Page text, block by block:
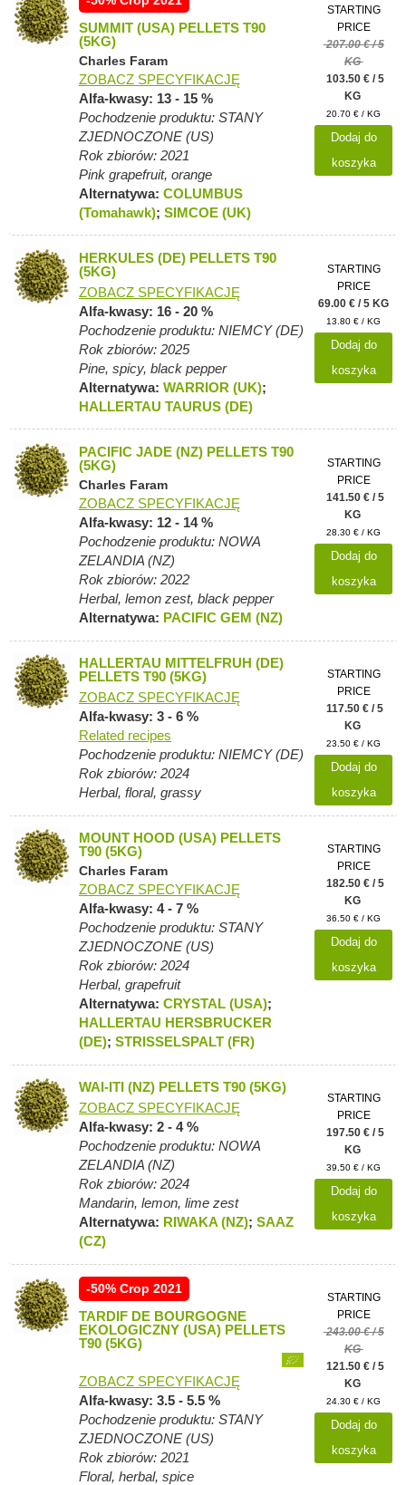
SUMMIT (USA) PELLETS T90
(5KG)
Charles Faram
ZOBACZ SPECYFIKACJĘ
Alfa-kwasy: 13 - 15 %
Pochodzenie produktu: STANY
ZJEDNOCZONE (US)
Rok zbiorów: 2021
Pink grapefruit, orange
Alternatywa: COLUMBUS
(Tomahawk); SIMCOE (UK)
STARTING
PRICE
207.00 € / 5
KG
103.50 € / 5
KG
20.70 € / KG
Dodaj do
koszyka
HERKULES (DE) PELLETS T90
(5KG)
ZOBACZ SPECYFIKACJĘ
Alfa-kwasy: 16 - 20 %
Pochodzenie produktu: NIEMCY (DE)
Rok zbiorów: 2025
Pine, spicy, black pepper
Alternatywa: WARRIOR (UK);
HALLERTAU TAURUS (DE)
STARTING
PRICE
69.00 € / 5 KG
13.80 € / KG
Dodaj do
koszyka
PACIFIC JADE (NZ) PELLETS T90
(5KG)
Charles Faram
ZOBACZ SPECYFIKACJĘ
Alfa-kwasy: 12 - 14 %
Pochodzenie produktu: NOWA
ZELANDIA (NZ)
Rok zbiorów: 2022
Herbal, lemon zest, black pepper
Alternatywa: PACIFIC GEM (NZ)
STARTING
PRICE
141.50 € / 5
KG
28.30 € / KG
Dodaj do
koszyka
HALLERTAU MITTELFRUH (DE)
PELLETS T90 (5KG)
ZOBACZ SPECYFIKACJĘ
Alfa-kwasy: 3 - 6 %
Related recipes
Pochodzenie produktu: NIEMCY (DE)
Rok zbiorów: 2024
Herbal, floral, grassy
STARTING
PRICE
117.50 € / 5
KG
23.50 € / KG
Dodaj do
koszyka
MOUNT HOOD (USA) PELLETS
T90 (5KG)
Charles Faram
ZOBACZ SPECYFIKACJĘ
Alfa-kwasy: 4 - 7 %
Pochodzenie produktu: STANY
ZJEDNOCZONE (US)
Rok zbiorów: 2024
Herbal, grapefruit
Alternatywa: CRYSTAL (USA);
HALLERTAU HERSBRUCKER
(DE); STRISSELSPALT (FR)
STARTING
PRICE
182.50 € / 5
KG
36.50 € / KG
Dodaj do
koszyka
WAI-ITI (NZ) PELLETS T90 (5KG)
ZOBACZ SPECYFIKACJĘ
Alfa-kwasy: 2 - 4 %
Pochodzenie produktu: NOWA
ZELANDIA (NZ)
Rok zbiorów: 2024
Mandarin, lemon, lime zest
Alternatywa: RIWAKA (NZ); SAAZ
(CZ)
STARTING
PRICE
197.50 € / 5
KG
39.50 € / KG
Dodaj do
koszyka
-50% Crop 2021
TARDIF DE BOURGOGNE
EKOLOGICZNY (USA) PELLETS
T90 (5KG)
ZOBACZ SPECYFIKACJĘ
Alfa-kwasy: 3.5 - 5.5 %
Pochodzenie produktu: STANY
ZJEDNOCZONE (US)
Rok zbiorów: 2021
Floral, herbal, spice
STARTING
PRICE
243.00 € / 5
KG
121.50 € / 5
KG
24.30 € / KG
Dodaj do
koszyka